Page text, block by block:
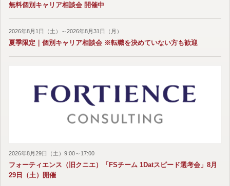
無料個別キャリア相談会 開催中
2026年8月1日（土）～2026年8月31日（月）
夏季限定｜個別キャリア相談会 ※転職を決めていない方も歓迎
2026年8月29日（土）9:00～17:00
フォーティエンス（旧クニエ）「FSチーム 1Datスピード選考会」8月
29日（土）開催